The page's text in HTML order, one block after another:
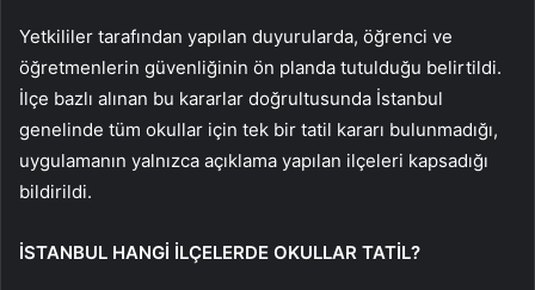
Yetkililer tarafından yapılan duyurularda, öğrenci ve
öğretmenlerin güvenliğinin ön planda tutulduğu belirtildi.
İlçe bazlı alınan bu kararlar doğrultusunda İstanbul
genelinde tüm okullar için tek bir tatil kararı bulunmadığı,
uygulamanın yalnızca açıklama yapılan ilçeleri kapsadığı
bildirildi.
İSTANBUL HANGİ İLÇELERDE OKULLAR TATİL?